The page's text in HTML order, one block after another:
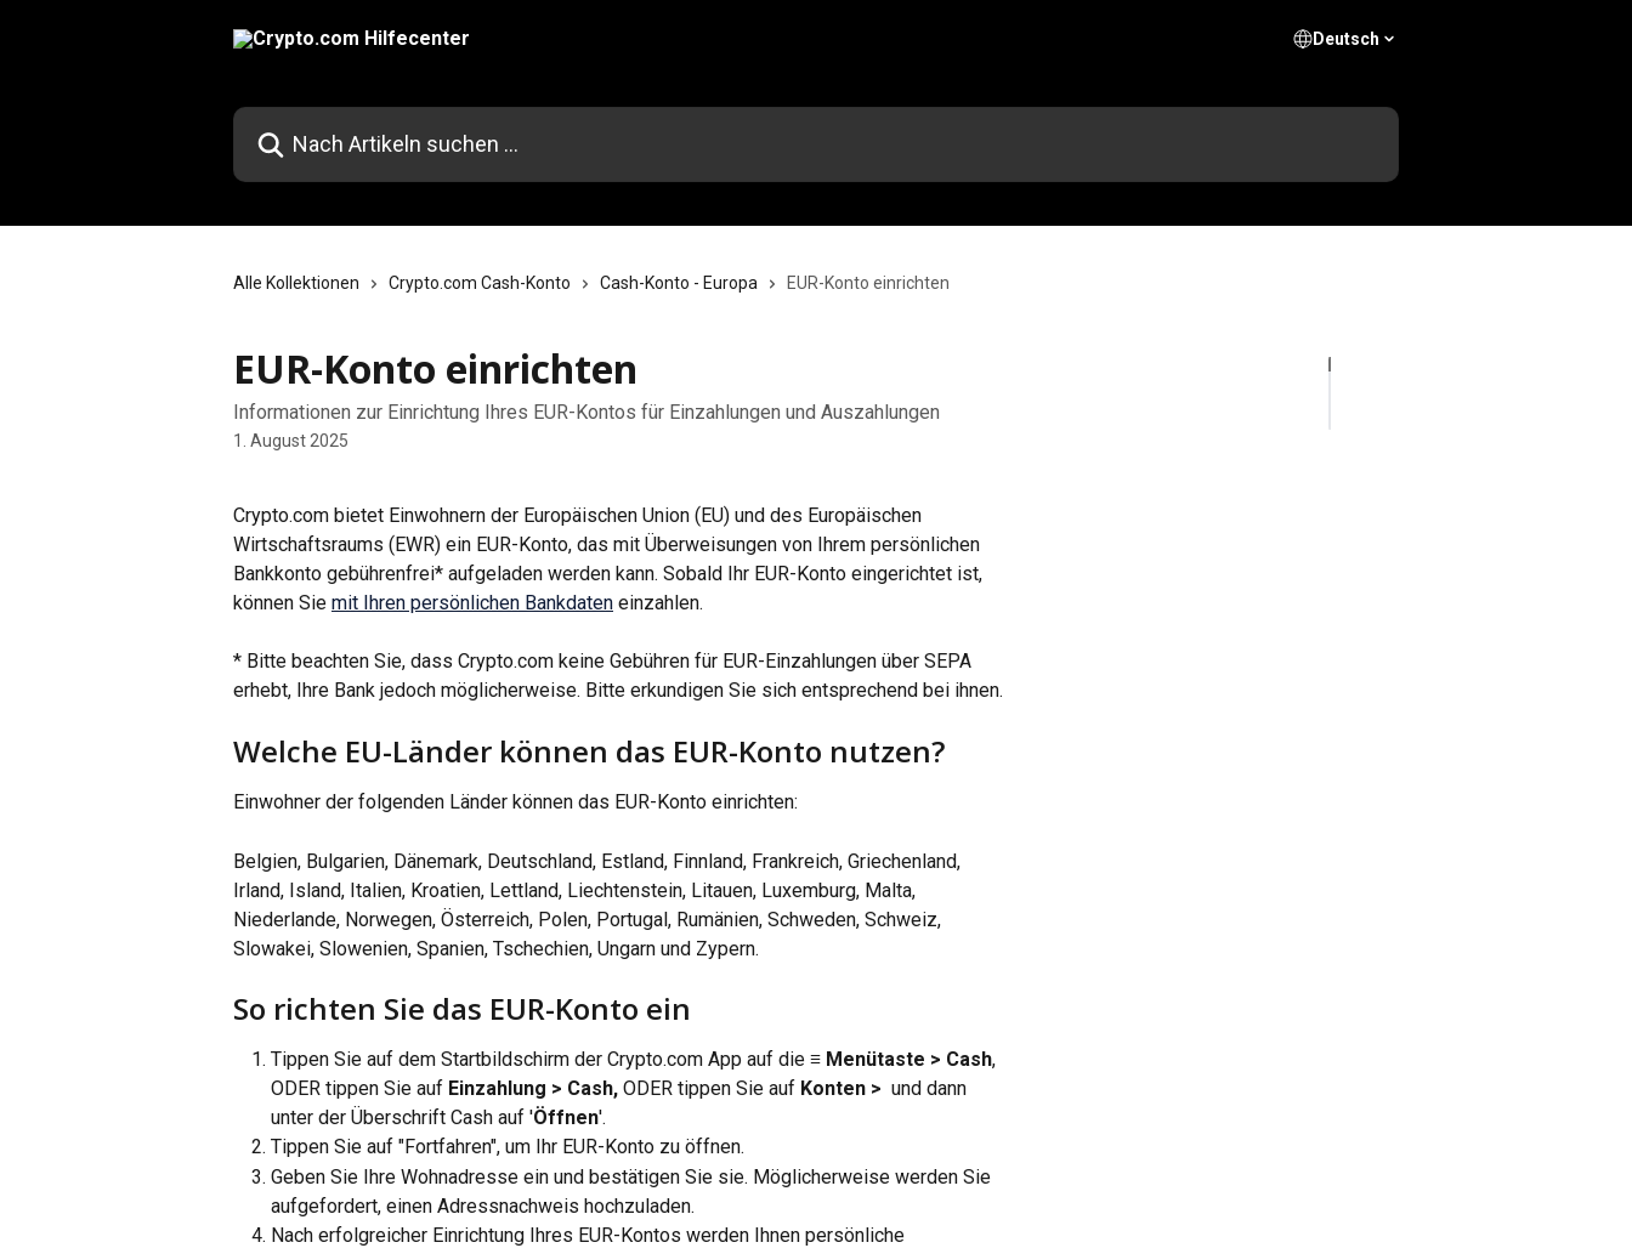
Deutsch
Nach Artikeln suchen …
Alle Kollektionen Crypto.com Cash-Konto Cash-Konto - Europa EUR-Konto einrichten
EUR-Konto einrichten
Informationen zur Einrichtung Ihres EUR-Kontos für Einzahlungen und Auszahlungen
1. August 2025
Crypto.com bietet Einwohnern der Europäischen Union (EU) und des Europäischen
Wirtschaftsraums (EWR) ein EUR-Konto, das mit Überweisungen von Ihrem persönlichen
Bankkonto gebührenfrei* aufgeladen werden kann. Sobald Ihr EUR-Konto eingerichtet ist,
können Sie mit Ihren persönlichen Bankdaten einzahlen.
* Bitte beachten Sie, dass Crypto.com keine Gebühren für EUR-Einzahlungen über SEPA
erhebt, Ihre Bank jedoch möglicherweise. Bitte erkundigen Sie sich entsprechend bei ihnen.
Welche EU-Länder können das EUR-Konto nutzen?
Einwohner der folgenden Länder können das EUR-Konto einrichten:
Belgien, Bulgarien, Dänemark, Deutschland, Estland, Finnland, Frankreich, Griechenland,
Irland, Island, Italien, Kroatien, Lettland, Liechtenstein, Litauen, Luxemburg, Malta,
Niederlande, Norwegen, Österreich, Polen, Portugal, Rumänien, Schweden, Schweiz,
Slowakei, Slowenien, Spanien, Tschechien, Ungarn und Zypern.
So richten Sie das EUR-Konto ein
Tippen Sie auf dem Startbildschirm der Crypto.com App auf die ≡ Menütaste > Cash,
ODER tippen Sie auf Einzahlung > Cash, ODER tippen Sie auf Konten > und dann
unter der Überschrift Cash auf 'Öffnen'.
Tippen Sie auf "Fortfahren", um Ihr EUR-Konto zu öffnen.
Geben Sie Ihre Wohnadresse ein und bestätigen Sie sie. Möglicherweise werden Sie
aufgefordert, einen Adressnachweis hochzuladen.
Nach erfolgreicher Einrichtung Ihres EUR-Kontos werden Ihnen persönliche